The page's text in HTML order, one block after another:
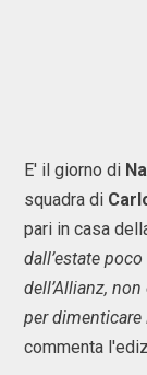
E' il giorno di
squadra di
pari in casa
dall’estate
dell’Allianz,
per
commenta